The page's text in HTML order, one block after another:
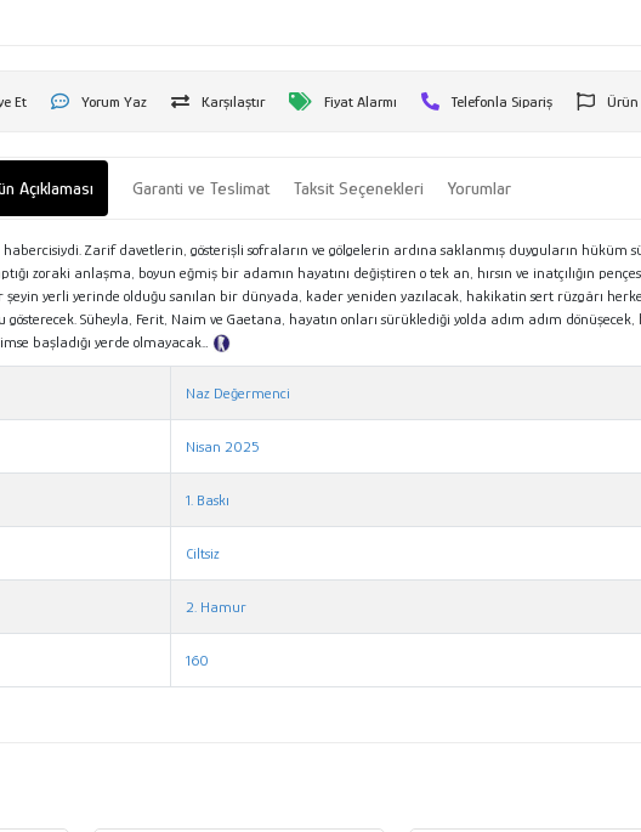
Et Yorum Yaz Karşılaştır Fiyat Alarmı Telefonla Sipariş
Açıklaması Garanti ve Teslimat Taksit Seçenekleri Yorumlar
habercisiydi. Zarif davetlerin, gösterişli sofraların ve gölgelerin ardına saklanmış duyguların
zoraki anlaşma, boyun eğmiş bir adamın hayatını değiştiren o tek an, hırsın ve inatçılığın
yerli yerinde olduğu sanılan bir dünyada, kader yeniden yazılacak, hakikatin sert rüzgârı
Süheyla, Ferit, Naim ve Gaetana, hayatın onları sürüklediği yolda adım adım
başladığı yerde olmayacak…
Naz Değermenci
Nisan 2025
1. Baskı
Ciltsiz
2. Hamur
160